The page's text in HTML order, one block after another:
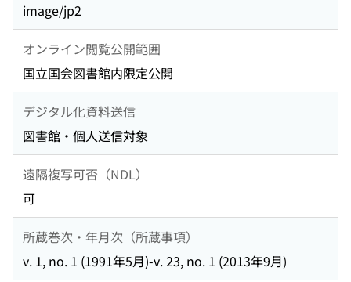
image/jp2
オンライン閲覧公開範囲
国立国会図書館内限定公開
デジタル化資料送信
図書館・個人送信対象
遠隔複写可否（NDL）
可
所蔵巻次・年月次（所蔵事項）
v. 1, no. 1 (1991年5月)-v. 23, no. 1 (2013年9月)